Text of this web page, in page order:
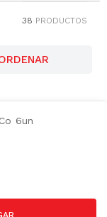
38 PRODUCTOS
6un